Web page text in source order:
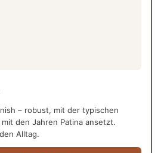
– robust, mit der typischen
den Jahren Patina ansetzt.
Alltag.